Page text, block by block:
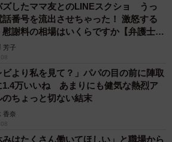
ズしたママ友とのLINEスクショ うっ
話番号を流出させちゃった！ 激怒する
謝料の相場はいくらですか【弁護士が
芳子
ビより私を見て？」パパの目の前に陣取
1.4万いいね あまりにも健気な熱烈ア
のちょっと切ない結末
香奈
みはたくさん働いてほしい」と職場から